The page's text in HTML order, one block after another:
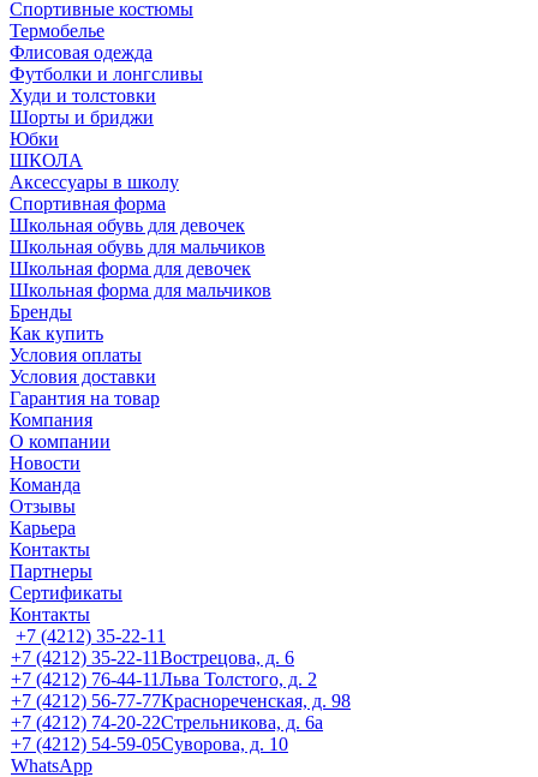
Спортивные костюмы
Термобелье
Флисовая одежда
Футболки и лонгсливы
Худи и толстовки
Шорты и бриджи
Юбки
ШКОЛА
Аксессуары в школу
Спортивная форма
Школьная обувь для девочек
Школьная обувь для мальчиков
Школьная форма для девочек
Школьная форма для мальчиков
Бренды
Как купить
Условия оплаты
Условия доставки
Гарантия на товар
Компания
О компании
Новости
Команда
Отзывы
Карьера
Контакты
Партнеры
Сертификаты
Контакты
+7 (4212) 35-22-11
+7 (4212) 35-22-11Вострецова, д. 6
+7 (4212) 76-44-11Льва Толстого, д. 2
+7 (4212) 56-77-77Краснореченская, д. 98
+7 (4212) 74-20-22Стрельникова, д. 6а
+7 (4212) 54-59-05Суворова, д. 10
WhatsApp